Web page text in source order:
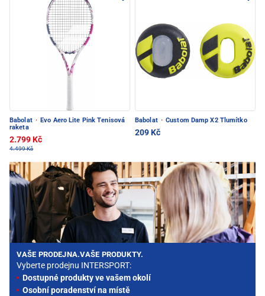
Babolat · Evo Aero Lite Pink Tenisová
raketa
2.799 Kč
4.499 Kč
Babolat · Custom Damp X2 Tlumítko
209 Kč
VAŠE PRODEJNA.VAŠE PRODUKTY.
Vyberte prodejnu INTERSPORT:
Dostupné produkty ve vašem okolí
Osobní poradenství na místě